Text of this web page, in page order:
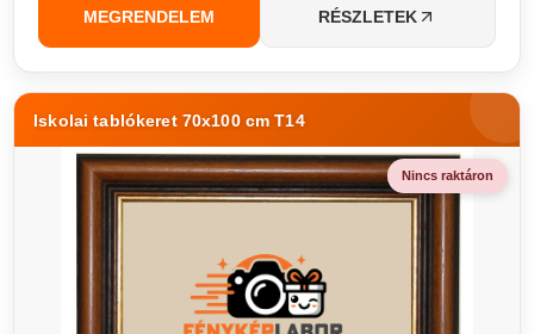
MEGRENDELEM RÉSZLETEK
Iskolai tablókeret 70x100 cm T14
Nincs raktáron